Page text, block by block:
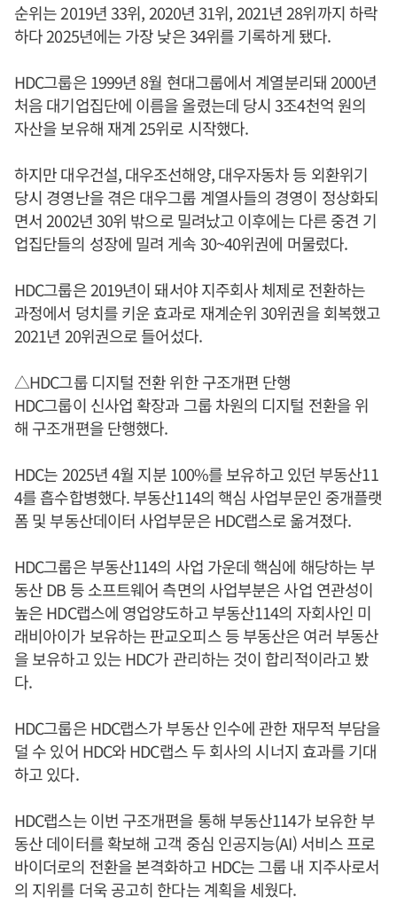
순위는 2019년 33위, 2020년 31위, 2021년 28위까지 하락
하다 2025년에는 가장 낮은 34위를 기록하게 됐다.
HDC그룹은 1999년 8월 현대그룹에서 계열분리돼 2000년
처음 대기업집단에 이름을 올렸는데 당시 3조4천억 원의
자산을 보유해 재계 25위로 시작했다.
하지만 대우건설, 대우조선해양, 대우자동차 등 외환위기
당시 경영난을 겪은 대우그룹 계열사들의 경영이 정상화되
면서 2002년 30위 밖으로 밀려났고 이후에는 다른 중견 기
업집단들의 성장에 밀려 게속 30~40위권에 머물렀다.
HDC그룹은 2019년이 돼서야 지주회사 체제로 전환하는
과정에서 덩치를 키운 효과로 재계순위 30위권을 회복했고
2021년 20위권으로 들어섰다.
△HDC그룹 디지털 전환 위한 구조개편 단행
HDC그룹이 신사업 확장과 그룹 차원의 디지털 전환을 위
해 구조개편을 단행했다.
HDC는 2025년 4월 지분 100%를 보유하고 있던 부동산11
4를 흡수합병했다. 부동산114의 핵심 사업부문인 중개플랫
폼 및 부동산데이터 사업부문은 HDC랩스로 옮겨졌다.
HDC그룹은 부동산114의 사업 가운데 핵심에 해당하는 부
동산 DB 등 소프트웨어 측면의 사업부분은 사업 연관성이
높은 HDC랩스에 영업양도하고 부동산114의 자회사인 미
래비아이가 보유하는 판교오피스 등 부동산은 여러 부동산
을 보유하고 있는 HDC가 관리하는 것이 합리적이라고 봤
다.
HDC그룹은 HDC랩스가 부동산 인수에 관한 재무적 부담을
덜 수 있어 HDC와 HDC랩스 두 회사의 시너지 효과를 기대
하고 있다.
HDC랩스는 이번 구조개편을 통해 부동산114가 보유한 부
동산 데이터를 확보해 고객 중심 인공지능(AI) 서비스 프로
바이더로의 전환을 본격화하고 HDC는 그룹 내 지주사로서
의 지위를 더욱 공고히 한다는 계획을 세웠다.